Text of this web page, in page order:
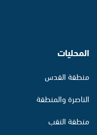
المحليات
منطقة القدس
الناصرة والمنطقة
منطقة النقب